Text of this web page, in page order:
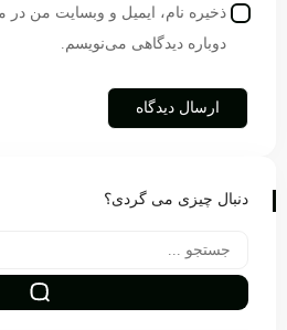
ذخیره نام، ایمیل و وبسایت من در
دوباره دیدگاهی می‌نویسم.
دنبال چیزی می گردی؟